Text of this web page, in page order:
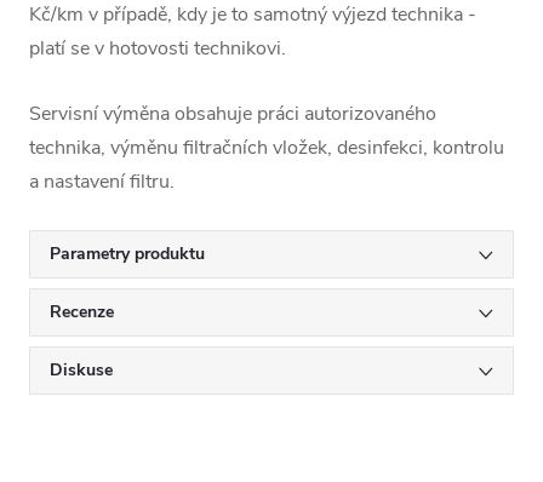
Kč/km v případě, kdy je to samotný výjezd technika -
platí se v hotovosti technikovi.
Servisní výměna obsahuje práci autorizovaného
technika, výměnu filtračních vložek, desinfekci, kontrolu
a nastavení filtru.
Parametry produktu
Recenze
Diskuse